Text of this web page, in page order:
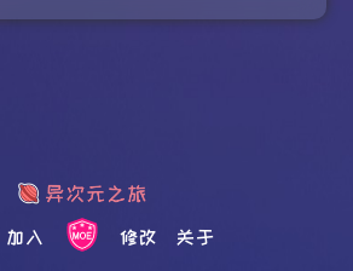
加入 修改 关于